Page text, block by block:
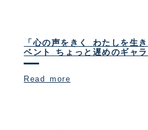
「心の声をきく わたしを生
ベント ちょっと遅めのギャ
Read more